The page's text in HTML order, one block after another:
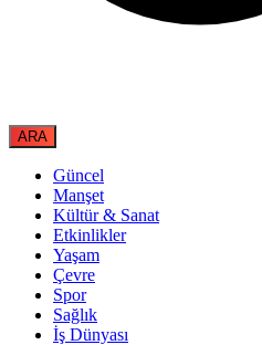
Güncel
Manşet
Kültür & Sanat
Etkinlikler
Yaşam
Çevre
Spor
Sağlık
İş Dünyası